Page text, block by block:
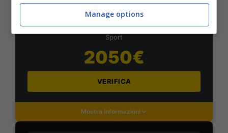
Planetwin365: 2050€ per sport e scommesse
Iscrivendoti a PlanetWin365 ricevi: 100% fino a 2000€
in Bonus Scommesse + 100% fino a 50€ in Bonus
Sport
2050€
VERIFICA
Mostra Informazioni
Manage options